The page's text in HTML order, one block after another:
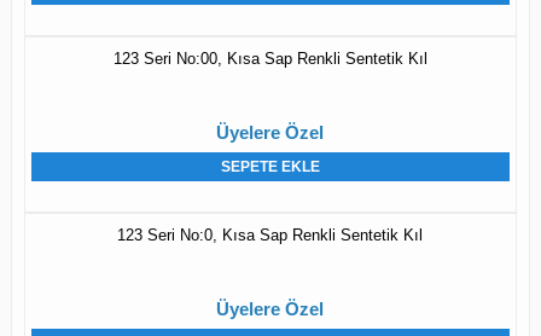
123 Seri No:00, Kısa Sap Renkli Sentetik Kıl
Üyelere Özel
SEPETE EKLE
123 Seri No:0, Kısa Sap Renkli Sentetik Kıl
Üyelere Özel